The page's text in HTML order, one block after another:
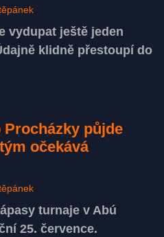
vydupat ještě jeden
klidně přestoupí do
půjde
očekává
turnaje v Abú
25. července.